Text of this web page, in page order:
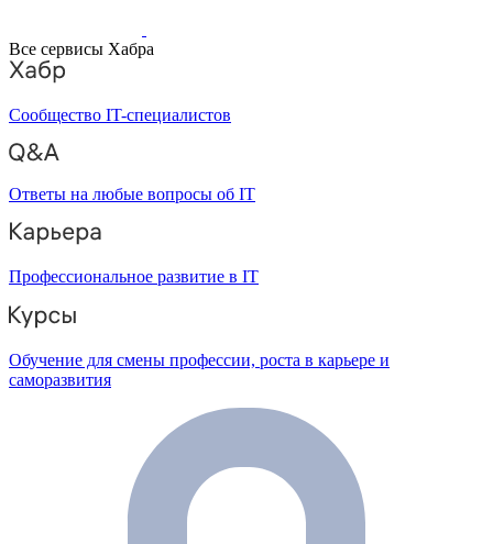
Все сервисы Хабра
Сообщество IT-специалистов
Ответы на любые вопросы об IT
Профессиональное развитие в IT
Обучение для смены профессии, роста в карьере и
саморазвития